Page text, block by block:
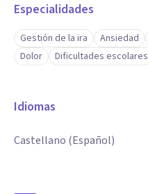
Especialidades
Gestión de la ira Ansiedad
Dolor
Dificultades escolares
Idiomas
Castellano (Español)